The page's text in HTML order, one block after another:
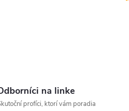
na linke
profíci, ktorí vám poradia